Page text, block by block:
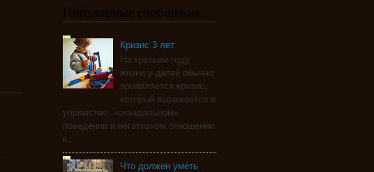
Популярные сообщения
Кризис 3 лет
На третьем году
жизни у детей обычно
проявляется кризис,
который выражается в
упрямстве, «скандальном»
поведении и негативном отношении
к...
Что должен уметь